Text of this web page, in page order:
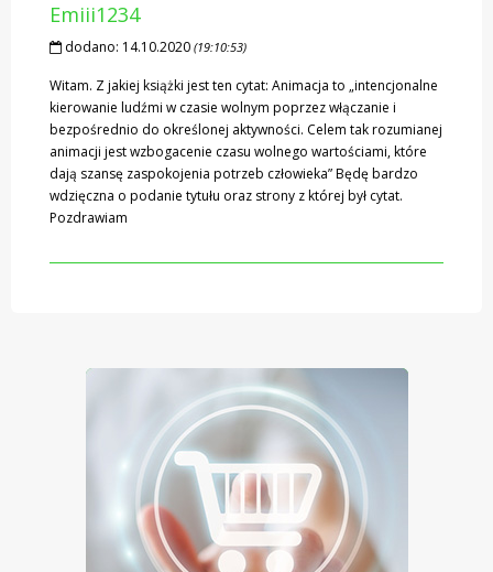
Emiii1234
dodano: 14.10.2020 (19:10:53)
Witam. Z jakiej książki jest ten cytat: Animacja to „intencjonalne
kierowanie ludźmi w czasie wolnym poprzez włączanie i
bezpośrednio do określonej aktywności. Celem tak rozumianej
animacji jest wzbogacenie czasu wolnego wartościami, które
dają szansę zaspokojenia potrzeb człowieka” Będę bardzo
wdzięczna o podanie tytułu oraz strony z której był cytat.
Pozdrawiam